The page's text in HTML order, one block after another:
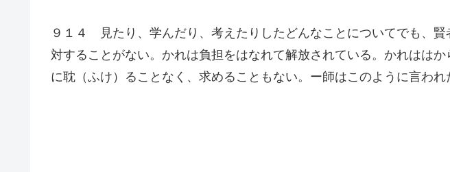
９１４ 見たり、学んだり、考えたりしたどんなことについてでも、賢
対することがない。かれは負担をはなれて解放されている。かれはは
に耽（ふけ）ることなく、求めることもない。ー師はこのように言われ